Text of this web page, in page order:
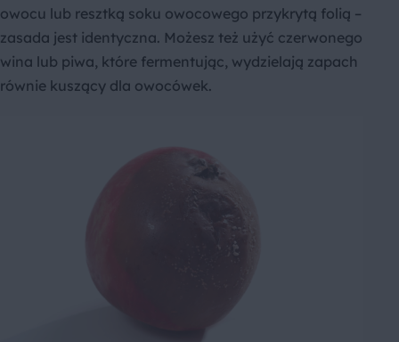
owocu lub resztką soku owocowego przykrytą folią –
zasada jest identyczna. Możesz też użyć czerwonego
wina lub piwa, które fermentując, wydzielają zapach
równie kuszący dla owocówek.